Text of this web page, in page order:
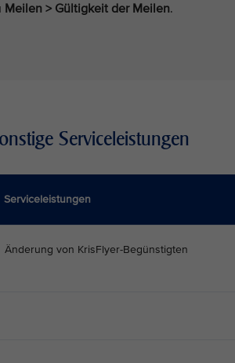
Meilen > Gültigkeit der Meilen.
Serviceleistungen
Serviceleistungen
Änderung von KrisFlyer-Begünstigten